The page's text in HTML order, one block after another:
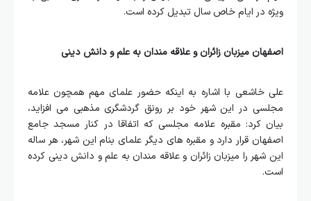
ویژه در ایام خاص سال تبدیل کرده است.
اصفهان میزبان زائران و علاقه مندان به علم و دانش دینی
علی خاشعی با اشاره به اینکه حضور علمای مهم همچون علامه
مجلسی در این شهر خود بر رونق گردشگری مذهبی می افزاید،
بیان کرد: مقبره علامه مجلسی که اتفاقا در کنار مسجد جامع
اصفهان قرار دارد و مقبره های دیگر علمای بنام این شهر، هر ساله
این شهر را میزبان زائران و علاقه مندان به علم و دانش دینی کرده
است.